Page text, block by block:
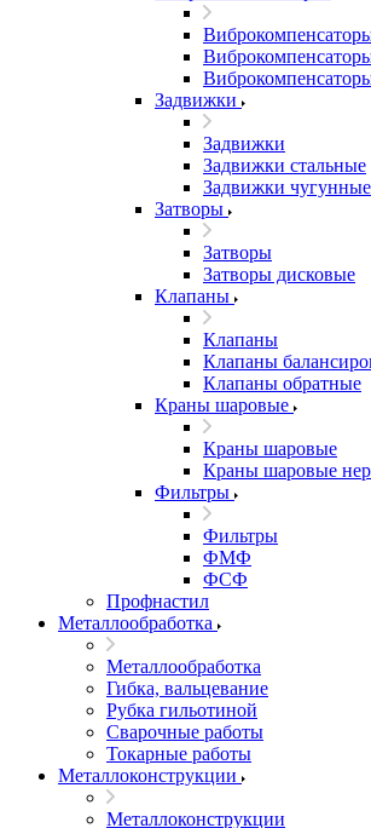
Задвижки
Задвижки
Задвижки стальные
Задвижки чугунные
Затворы
Затворы
Затворы дисковые
Клапаны
Клапаны
Клапаны
Клапаны обратные
Краны шаровые
Краны шаровые
Краны шаровые
Фильтры
Фильтры
ФМФ
ФСФ
Профнастил
Металлообработка
Металлообработка
Гибка, вальцевание
Рубка гильотиной
Сварочные работы
Токарные работы
Металлоконструкции
Металлоконструкции